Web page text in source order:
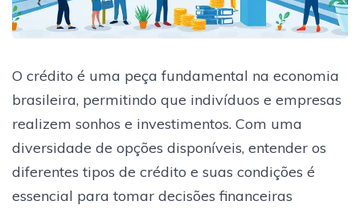
O crédito é uma peça fundamental na economia
brasileira, permitindo que indivíduos e empresas
realizem sonhos e investimentos. Com uma
diversidade de opções disponíveis, entender os
diferentes tipos de crédito e suas condições é
essencial para tomar decisões financeiras